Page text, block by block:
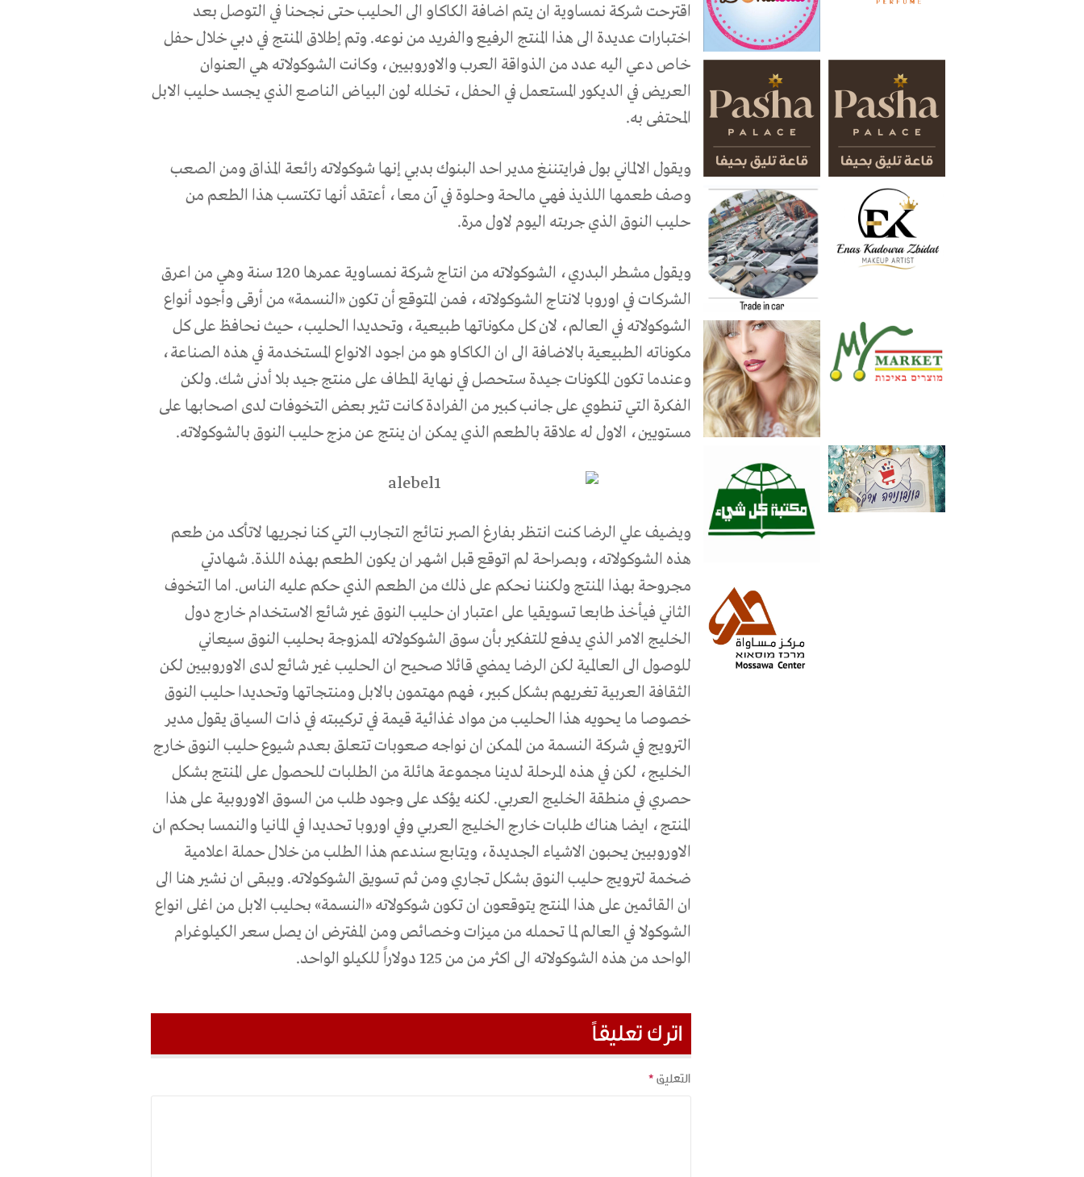
اقترحت شركة نمساوية ان يتم اضافة الكاكاو الى الحليب حتى نجحنا في التوصل بعد
اختبارات عديدة الى هذا المنتج الرفيع والفريد من نوعه. وتم إطلاق المنتج في دبي خلال حفل
خاص دعي اليه عدد من الذواقة العرب والاوروبيين، وكانت الشوكولاته هي العنوان
العريض في الديكور المستعمل في الحفل، تخلله لون البياض الناصع الذي يجسد حليب الابل
المحتفى به.
ويقول الالماني بول فرايتننغ مدير احد البنوك بدبي إنها شوكولاته رائعة المذاق ومن الصعب
وصف طعمها اللذيذ فهي مالحة وحلوة في آن معا، أعتقد أنها تكتسب هذا الطعم من
حليب النوق الذي جربته اليوم لاول مرة.
ويقول مشطر البدري، الشوكولاته من انتاج شركة نمساوية عمرها 120 سنة وهي من اعرق
الشركات في اوروبا لانتاج الشوكولاته، فمن المتوقع أن تكون «النسمة» من أرقى وأجود أنواع
الشوكولاته في العالم، لان كل مكوناتها طبيعية، وتحديدا الحليب، حيث نحافظ على كل
مكوناته الطبيعية بالاضافة الى ان الكاكاو هو من اجود الانواع المستخدمة في هذه الصناعة،
وعندما تكون المكونات جيدة ستحصل في نهاية المطاف على منتج جيد بلا أدنى شك. ولكن
الفكرة التي تنطوي على جانب كبير من الفرادة كانت تثير بعض التخوفات لدى اصحابها على
مستويين، الاول له علاقة بالطعم الذي يمكن ان ينتج عن مزج حليب النوق بالشوكولاته.
ويضيف علي الرضا كنت انتظر بفارغ الصبر نتائج التجارب التي كنا نجريها لاتأكد من طعم
هذه الشوكولاته، وبصراحة لم اتوقع قبل اشهر ان يكون الطعم بهذه اللذة. شهادتي
مجروحة بهذا المنتج ولكننا نحكم على ذلك من الطعم الذي حكم عليه الناس. اما التخوف
الثاني فيأخذ طابعا تسويقيا على اعتبار ان حليب النوق غير شائع الاستخدام خارج دول
الخليج الامر الذي يدفع للتفكير بأن سوق الشوكولاته الممزوجة بحليب النوق سيعاني
للوصول الى العالمية لكن الرضا يمضي قائلا صحيح ان الحليب غير شائع لدى الاوروبيين لكن
الثقافة العربية تغريهم بشكل كبير، فهم مهتمون بالابل ومنتجاتها وتحديدا حليب النوق
خصوصا ما يحويه هذا الحليب من مواد غذائية قيمة في تركيبته في ذات السياق يقول مدير
الترويج في شركة النسمة من الممكن ان نواجه صعوبات تتعلق بعدم شيوع حليب النوق خارج
الخليج، لكن في هذه المرحلة لدينا مجموعة هائلة من الطلبات للحصول على المنتج بشكل
حصري في منطقة الخليج العربي. لكنه يؤكد على وجود طلب من السوق الاوروبية على هذا
المنتج، ايضا هناك طلبات خارج الخليج العربي وفي اوروبا تحديدا في المانيا والنمسا بحكم ان
الاوروبيين يحبون الاشياء الجديدة، ويتابع سندعم هذا الطلب من خلال حملة اعلامية
ضخمة لترويج حليب النوق بشكل تجاري ومن ثم تسويق الشوكولاته. ويبقى ان نشير هنا الى
ان القائمين على هذا المنتج يتوقعون ان تكون شوكولاته «النسمة» بحليب الابل من اغلى انواع
الشوكولا في العالم لما تحمله من ميزات وخصائص ومن المفترض ان يصل سعر الكيلوغرام
الواحد من هذه الشوكولاته الى اكثر من من 125 دولاراً للكيلو الواحد.
اترك تعليقاً
التعليق*